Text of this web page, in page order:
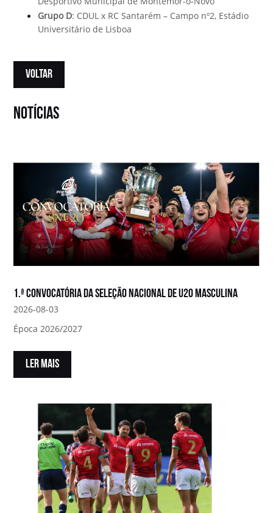
Grupo D: CDUL x RC Santarém – Campo nº2, Estádio
Universitário de Lisboa
VOLTAR
notícias
1.ª convocatória da Seleção Nacional de U20 Masculina
2026-08-03
Época 2026/2027
LER MAIS